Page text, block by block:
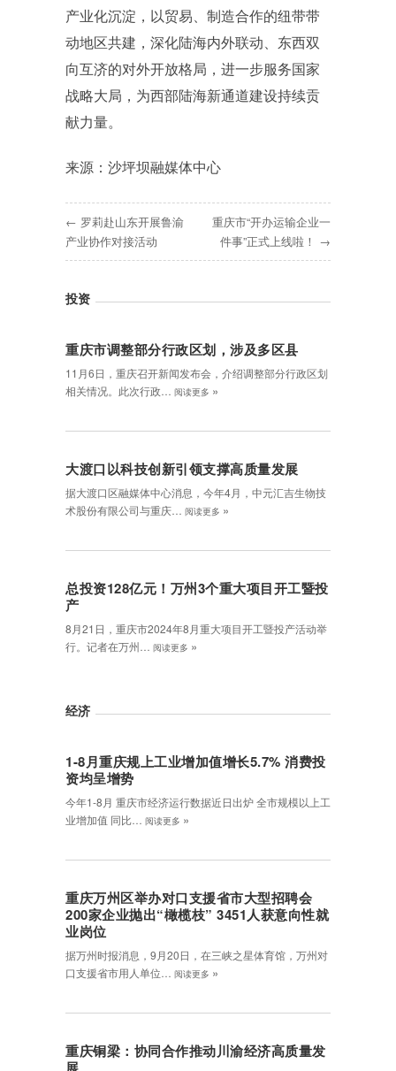
产业化沉淀，以贸易、制造合作的纽带带
动地区共建，深化陆海内外联动、东西双
向互济的对外开放格局，进一步服务国家
战略大局，为西部陆海新通道建设持续贡
献力量。
来源：沙坪坝融媒体中心
← 罗莉赴山东开展鲁渝
产业协作对接活动
重庆市“开办运输企业一
件事”正式上线啦！ →
投资
重庆市调整部分行政区划，涉及多区县
11月6日，重庆召开新闻发布会，介绍调整部分行政区划
相关情况。此次行政…
阅读更多 »
大渡口以科技创新引领支撑高质量发展
据大渡口区融媒体中心消息，今年4月，中元汇吉生物技
术股份有限公司与重庆…
阅读更多 »
总投资128亿元！万州3个重大项目开工暨投
产
8月21日，重庆市2024年8月重大项目开工暨投产活动举
行。记者在万州…
阅读更多 »
经济
1-8月重庆规上工业增加值增长5.7% 消费投
资均呈增势
今年1-8月 重庆市经济运行数据近日出炉 全市规模以上工
业增加值 同比…
阅读更多 »
重庆万州区举办对口支援省市大型招聘会
200家企业抛出“橄榄枝” 3451人获意向性就
业岗位
据万州时报消息，9月20日，在三峡之星体育馆，万州对
口支援省市用人单位…
阅读更多 »
重庆铜梁：协同合作推动川渝经济高质量发